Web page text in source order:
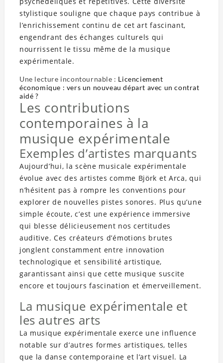
stylistique souligne que chaque pays contribue à
l’enrichissement continu de cet art fascinant,
engendrant des échanges culturels qui
nourrissent le tissu même de la musique
expérimentale.
Une lecture incontournable : Licenciement
économique : vers un nouveau départ avec un contrat
aidé ?
Les contributions
contemporaines à la
musique expérimentale
Exemples d’artistes marquants
Aujourd’hui, la scène musicale expérimentale
évolue avec des artistes comme Björk et Arca, qui
n’hésitent pas à rompre les conventions pour
explorer de nouvelles pistes sonores. Plus qu’une
simple écoute, c’est une expérience immersive
qui blesse délicieusement nos certitudes
auditive. Ces créateurs d’émotions brutes
jonglent constamment entre innovation
technologique et sensibilité artistique,
garantissant ainsi que cette musique suscite
encore et toujours fascination et émerveillement.
La musique expérimentale et
les autres arts
La musique expérimentale exerce une influence
notable sur d’autres formes artistiques, telles
que la danse contemporaine et l’art visuel. La